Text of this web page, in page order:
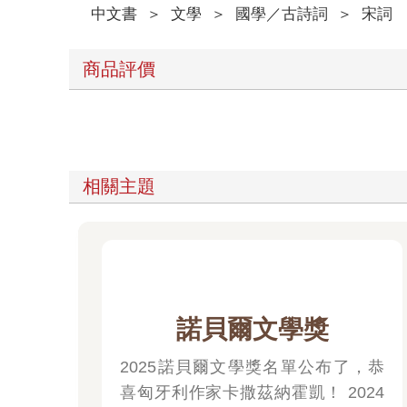
中文書 ＞ 文學 ＞ 國學／古詩詞 ＞ 宋詞
商品評價
相關主題
諾貝爾文學獎
2025諾貝爾文學獎名單公布了，恭
喜匈牙利作家卡撒茲納霍凱！ 2024